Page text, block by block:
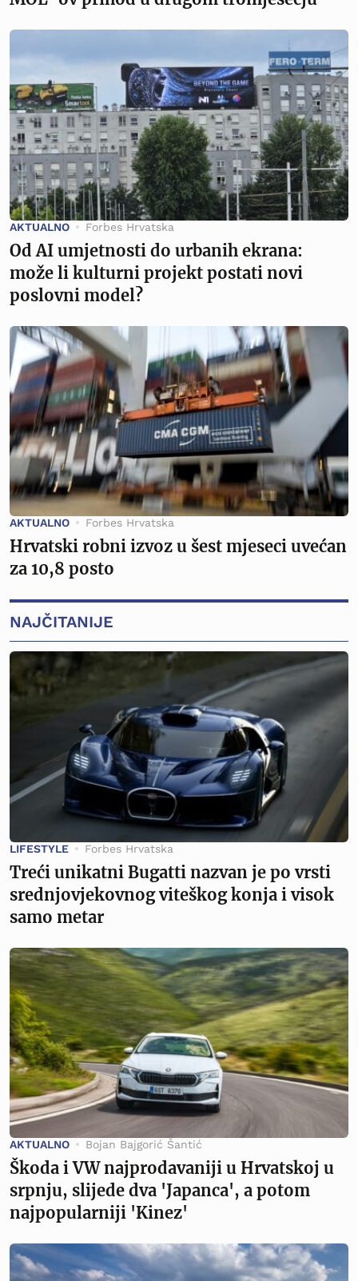
AKTUALNO Forbes Hrvatska
Od AI umjetnosti do urbanih ekrana:
može li kulturni projekt postati novi
poslovni model?
AKTUALNO Forbes Hrvatska
Hrvatski robni izvoz u šest mjeseci uvećan
za 10,8 posto
NAJČITANIJE
LIFESTYLE Forbes Hrvatska
Treći unikatni Bugatti nazvan je po vrsti
srednjovjekovnog viteškog konja i visok
samo metar
AKTUALNO Bojan Bajgorić Šantić
Škoda i VW najprodavaniji u Hrvatskoj u
srpnju, slijede dva 'Japanca', a potom
najpopularniji 'Kinez'